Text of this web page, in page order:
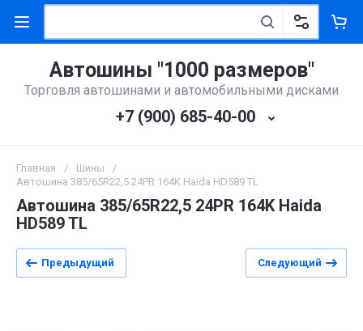
Автошины "1000 размеров"
Торговля автошинами и автомобильными дисками
+7 (900) 685-40-00
Главная / Шины
/
Автошина 385/65R22,5 24PR 164K Haida HD589 TL
Автошина 385/65R22,5 24PR 164K Haida
HD589 TL
Предыдущий Следующий